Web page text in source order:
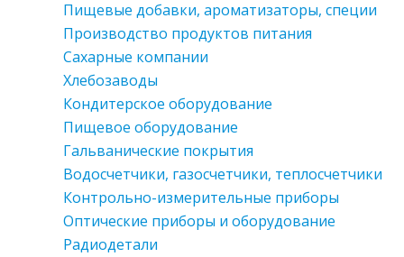
Пищевые добавки, ароматизаторы, специи
Производство продуктов питания
Сахарные компании
Хлебозаводы
Кондитерское оборудование
Пищевое оборудование
Гальванические покрытия
Водосчетчики, газосчетчики, теплосчетчики
Контрольно-измерительные приборы
Оптические приборы и оборудование
Радиодетали